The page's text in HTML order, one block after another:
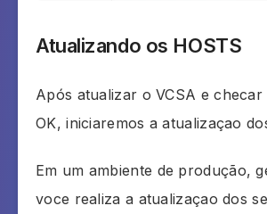
Atualizando os HOSTS
Após atualizar o VCSA e checar
OK, iniciaremos a atualizaçao
Em um ambiente de produção,
voce realiza a atualizaçao dos